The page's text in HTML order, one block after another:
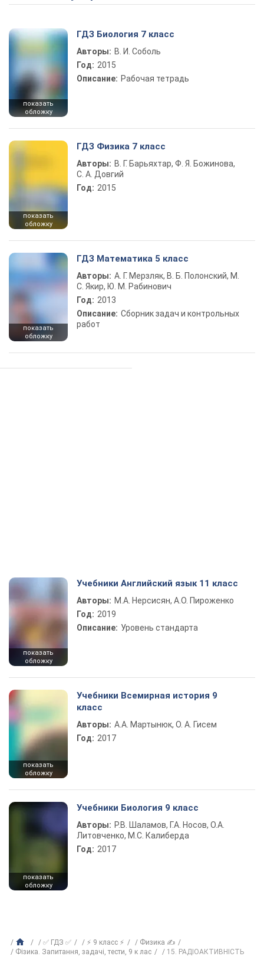
показать
обложку
ГДЗ Биология 7 класс
Авторы: В. И. Соболь
Год: 2015
Описание: Рабочая тетрадь
показать
обложку
ГДЗ Физика 7 класс
Авторы: В. Г. Барьяхтар, Ф. Я. Божинова,
С. А. Довгий
Год: 2015
показать
обложку
ГДЗ Математика 5 класс
Авторы: А. Г. Мерзляк, В. Б. Полонский, М.
С. Якир, Ю. М. Рабинович
Год: 2013
Описание: Сборник задач и контрольных
работ
показать
обложку
Учебники Английский язык 11 класс
Авторы: М.А. Нерсисян, А.О. Пироженко
Год: 2019
Описание: Уровень стандарта
показать
обложку
Учебники Всемирная история 9
класс
Авторы: А.А. Мартынюк, О. А. Гисем
Год: 2017
показать
обложку
Учебники Биология 9 класс
Авторы: Р.В. Шаламов, Г.А. Носов, О.А.
Литовченко, М.С. Калиберда
Год: 2017
✅ ГДЗ ✅ ⚡ 9 класс ⚡
Физика ✍
Фізика. Запитання, задачі, тести, 9 к лас
15. РАДIОАКТИВНIСТЬ